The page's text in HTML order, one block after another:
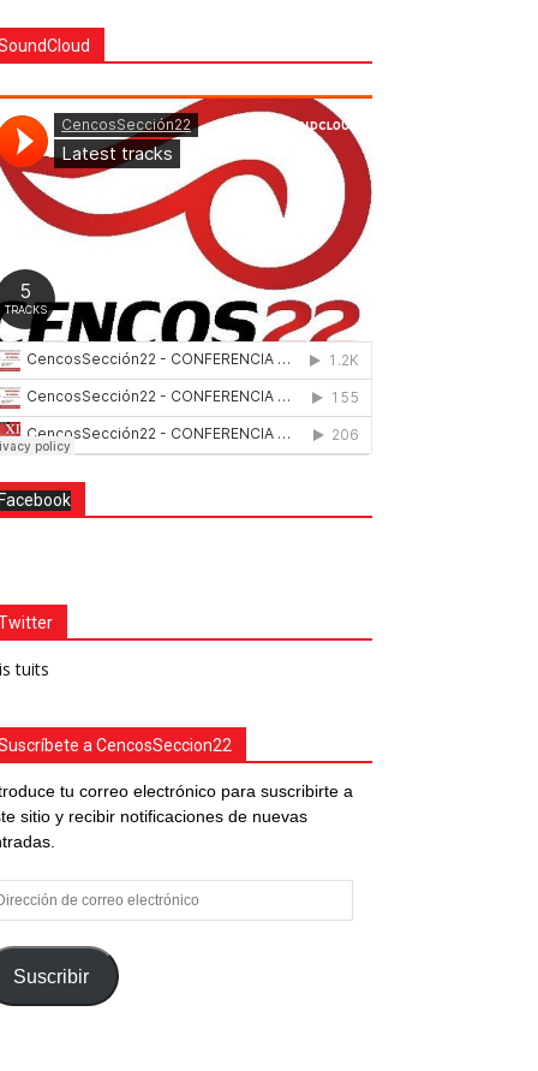
Facebook
tuits
a CencosSeccion22
tu correo electrónico para suscribirte a
sitio y recibir notificaciones de nuevas
Suscribir